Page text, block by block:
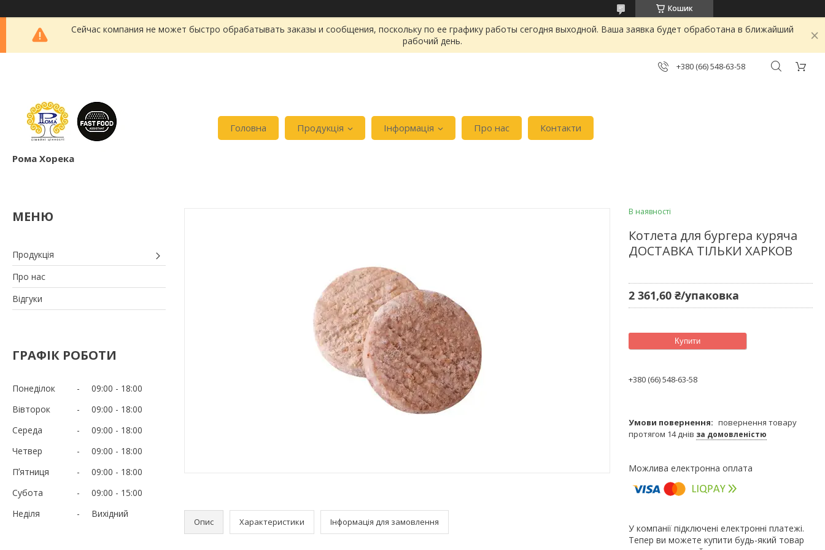
Кошик
Сейчас компания не может быстро обрабатывать заказы и сообщения, поскольку по ее графику работы сегодня выходной. Ваша заявка будет обработана в ближайший
рабочий день.
+380 (66) 548-63-58
Рома Хорека
Головна Продукція Інформація Про нас Контакти
Продукція
Про нас
Відгуки
ГРАФІК РОБОТИ
Понеділок 09:00
18:00
Вівторок
09:00
18:00
Середа
09:00
18:00
Четвер
09:00
18:00
Пʼятниця
09:00
18:00
Субота
09:00
15:00
Неділя
Вихідний
Опис Характеристики Інформація для замовлення
В наявності
Котлета для бургера куряча
ДОСТАВКА ТІЛЬКИ ХАРКОВ
2 361,60 ₴/упаковка
Купити
+380 (66) 548-63-58
повернення товару
протягом 14 днів за домовленістю
У компанії підключені електронні платежі.
Тепер ви можете купити будь-який товар